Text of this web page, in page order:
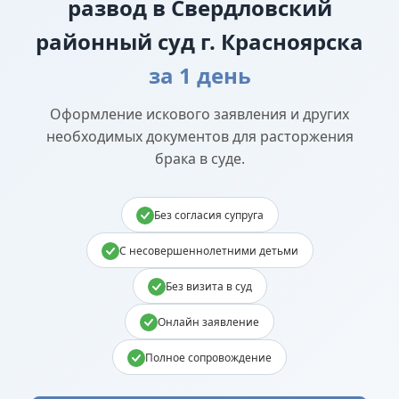
развод в Свердловский
районный суд г. Красноярска
за 1 день
Оформление искового заявления и других
необходимых документов для расторжения
брака в суде.
Без согласия супруга
С несовершеннолетними детьми
Без визита в суд
Онлайн заявление
Полное сопровождение